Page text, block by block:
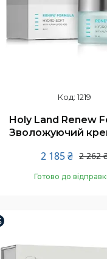
1219
Holy Land Renew
Зволожуючий
2 262
2 185 ₴
Готово до